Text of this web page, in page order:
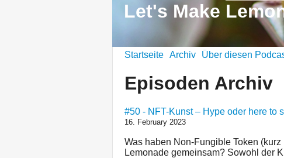
Let's Make
Startseite Archiv Über diesen
Episoden Archiv
#50 - NFT-Kunst – Hype oder here to
16. February 2023
Was haben Non-Fungible Token
Lemonade gemeinsam? Sowohl der